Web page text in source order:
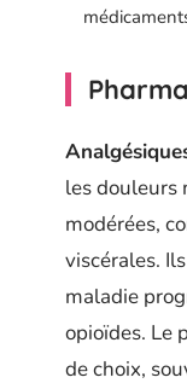
les douleurs
modérées,
viscérales.
maladie
opioïdes. Le
de choix,